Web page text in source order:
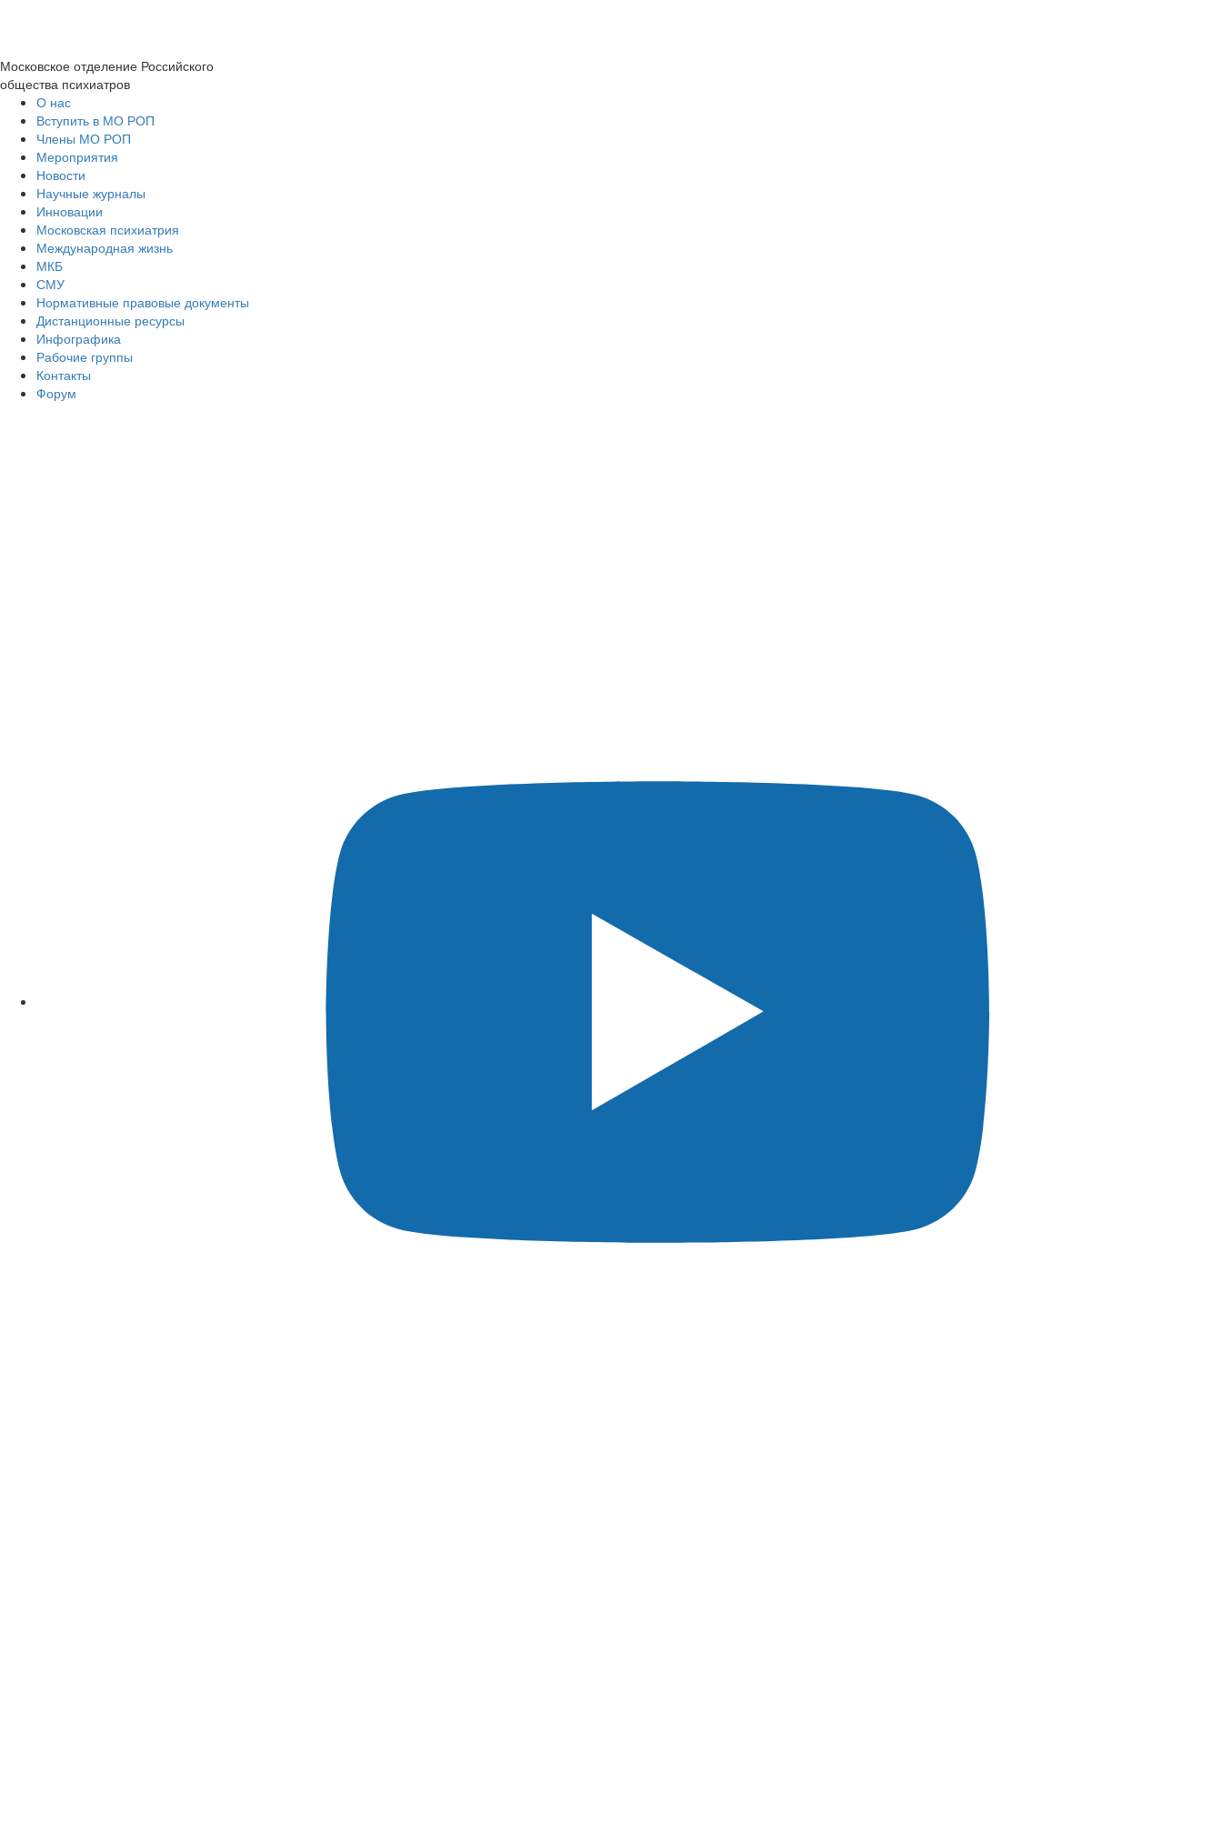
Московское отделение Российского
общества психиатров
О нас
Вступить в МО РОП
Члены МО РОП
Мероприятия
Новости
Научные журналы
Инновации
Московская психиатрия
Международная жизнь
МКБ
СМУ
Нормативные правовые документы
Дистанционные ресурсы
Инфографика
Рабочие группы
Контакты
Форум